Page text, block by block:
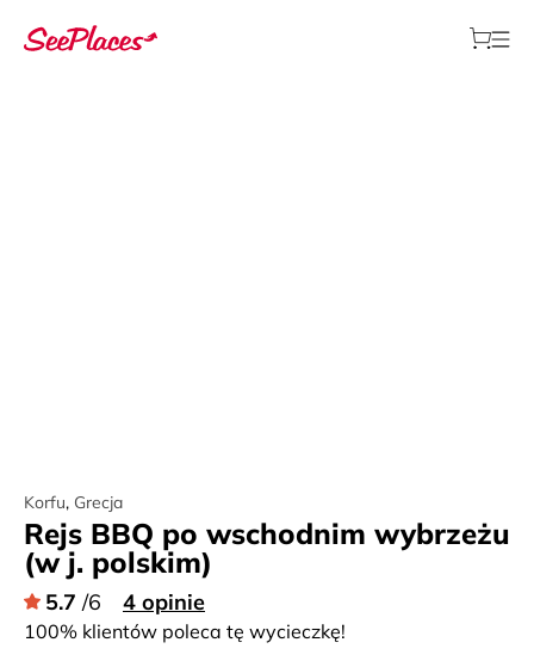
Korfu, Grecja
Rejs BBQ po wschodnim wybrzeżu
(w j. polskim)
5.7 /6 4 opinie
100% klientów poleca tę wycieczkę!